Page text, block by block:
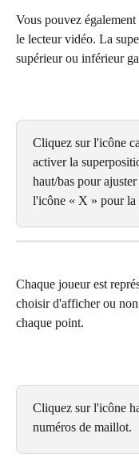
Vous pouvez
le lecteur vidéo. La
supérieur ou inférieur
Cliquez sur l'icône
activer la
haut/bas pour
l'icône « X » pour la
Chaque joueur est
choisir d'afficher ou
chaque point.
Cliquez sur l'icône
numéros de maillot.